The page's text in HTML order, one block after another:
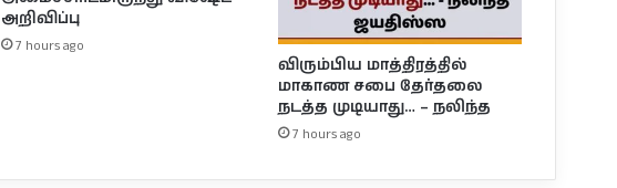
அறிவிப்பு
7 hours ago
விரும்பிய மாத்திரத்தில்
மாகாண சபை தேர்தலை
நடத்த முடியாது… – நலிந்த
7 hours ago